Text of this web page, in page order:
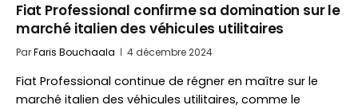
Fiat Professional confirme sa domination sur le
marché italien des véhicules utilitaires
ParFaris Bouchaala 4 décembre 2024
Fiat Professional continue de régner en maître sur le
marché italien des véhicules utilitaires, comme le